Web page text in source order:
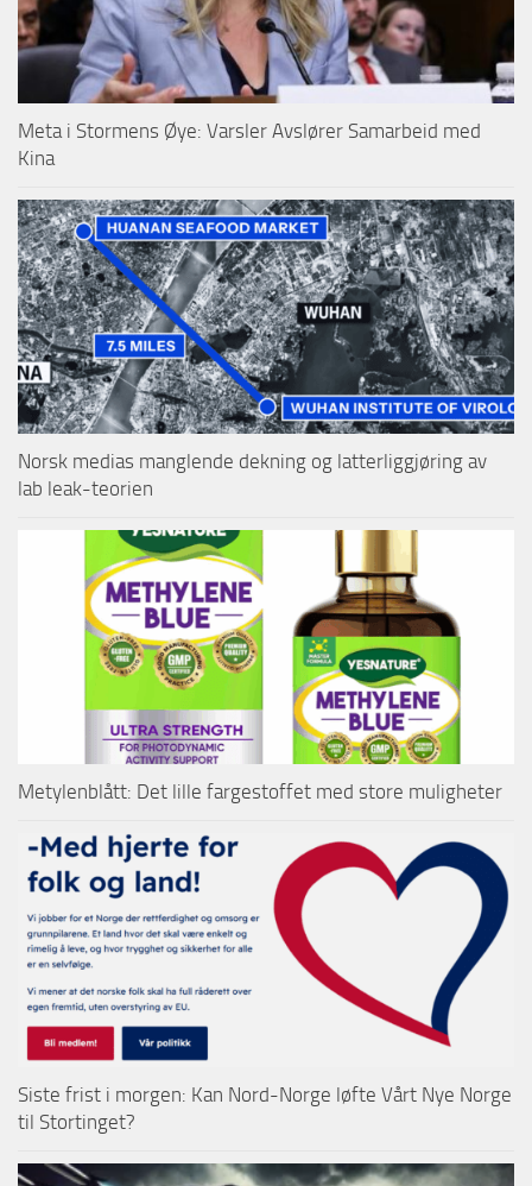
Meta i Stormens Øye: Varsler Avslører Samarbeid med
Kina
Norsk medias manglende dekning og latterliggjøring av
lab leak-teorien
Metylenblått: Det lille fargestoffet med store muligheter
Siste frist i morgen: Kan Nord-Norge løfte Vårt Nye Norge
til Stortinget?